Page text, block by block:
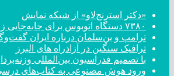
«دکتر استرنج‌لاو» از شبکه نمایش
۷۳۸۰ دستگاه اتوبوس برای جابه‌جایی زائران اربعین به کارگیری شد
ترامپ و بن‌سلمان درباره ایران
ترافیک سنگین در آزادراه های البرز
با تصمیم فدراسیون بین‌المللی
ورود هوش مصنوعی به کتاب‌های